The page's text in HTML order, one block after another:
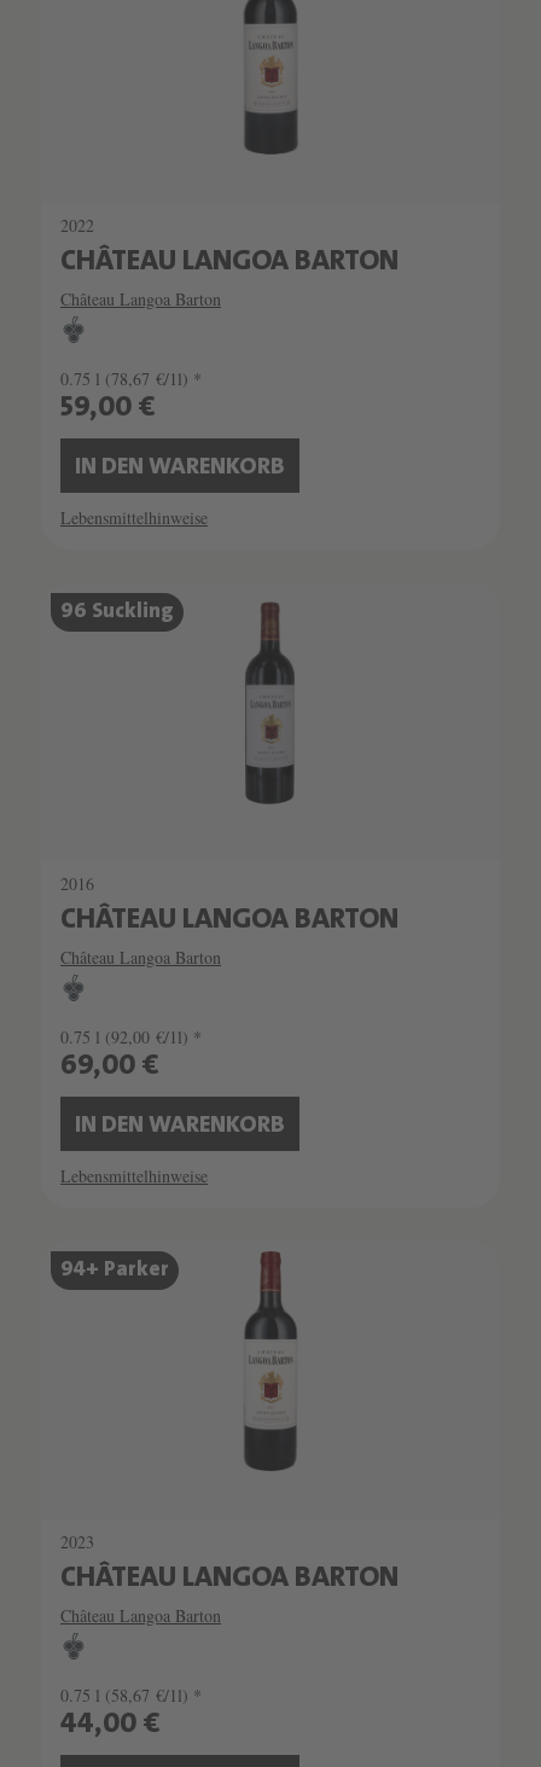
2022
CHÂTEAU LANGOA BARTON
Château Langoa Barton
0.75 l (78,67 €/1l) *
59,00 €
IN DEN WARENKORB
Lebensmittelhinweise
96 Suckling
2016
CHÂTEAU LANGOA BARTON
Château Langoa Barton
0.75 l (92,00 €/1l) *
69,00 €
IN DEN WARENKORB
Lebensmittelhinweise
94+ Parker
2023
CHÂTEAU LANGOA BARTON
Château Langoa Barton
0.75 l (58,67 €/1l) *
44,00 €